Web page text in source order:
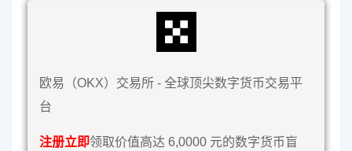
欧易（OKX）交易所 - 全球顶尖数字货币交易平
台
注册立即领取价值高达 6,0000 元的数字货币盲